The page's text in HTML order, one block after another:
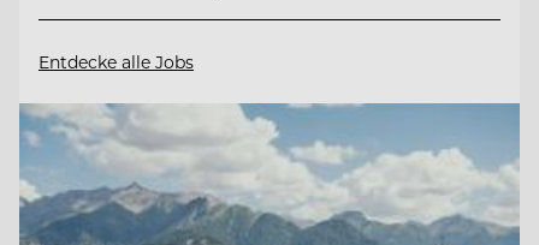
Entdecke alle Jobs